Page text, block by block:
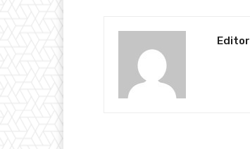
Editor